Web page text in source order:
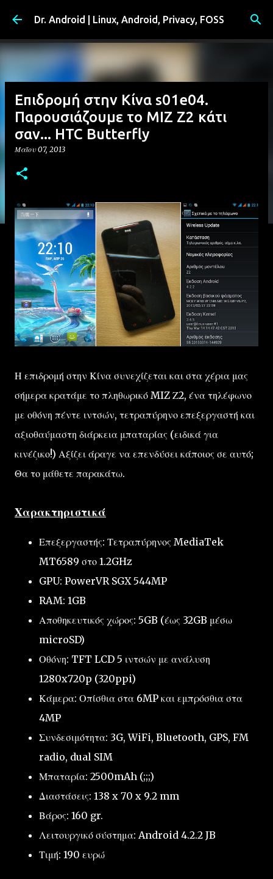
Μετάβαση στο κύριο περιεχόμενο
Dr. Android | Linux, Android, Privacy, FOSS
Επιδρομή στην Κίνα s01e04.
Παρουσιάζουμε το MIZ Z2 κάτι
σαν... HTC Butterfly
Μαΐου 07, 2013
Η επιδρομή στην Κίνα συνεχίζεται και στα χέρια μας
σήμερα κρατάμε το πληθωρικό MIZ Ζ2, ένα τηλέφωνο
με οθόνη πέντε ιντσών, τετραπύρηνο επεξεργαστή και
αξιοθαύμαστη διάρκεια μπαταρίας (ειδικά για
κινέζικο!) Αξίζει άραγε να επενδύσει κάποιος σε αυτό;
Θα το μάθετε παρακάτω.
Χαρακτηριστικά
Επεξεργαστής: Τετραπύρηνος MediaTek
MT6589 στο 1.2GHz
GPU: PowerVR SGX 544MP
RAM: 1GB
Αποθηκευτικός χώρος: 5GB (έως 32GB μέσω
microSD)
Οθόνη: TFT LCD 5 ιντσών με ανάλυση
1280x720p (320ppi)
Κάμερα: Οπίσθια στα 6MP και εμπρόσθια στα
4MP
Συνδεσιμότητα: 3G, WiFi, Bluetooth, GPS, FM
radio, dual SIM
Μπαταρία: 2500mAh (;;;)
Διαστάσεις: 138 x 70 x 9.2 mm
Βάρος: 160 gr.
Λειτουργικό σύστημα: Android 4.2.2 JB
Τιμή: 190 ευρώ